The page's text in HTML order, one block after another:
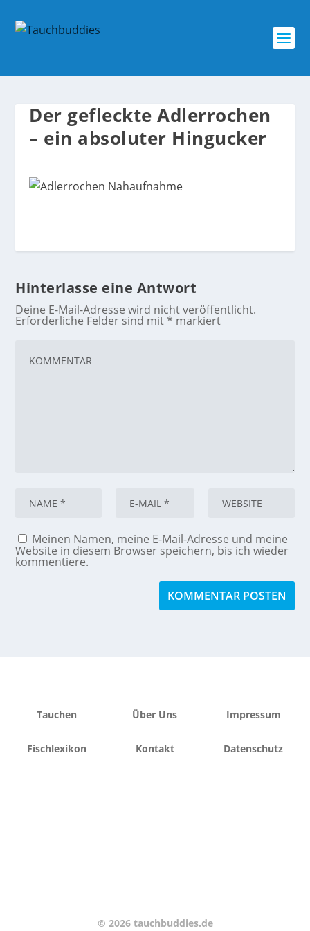
Der gefleckte Adlerrochen
– ein absoluter Hingucker
Hinterlasse eine Antwort
Deine E-Mail-Adresse wird nicht veröffentlicht.
Erforderliche Felder sind mit* markiert
Meinen Namen, meine E-Mail-Adresse und meine
Website in diesem Browser speichern, bis ich wieder
kommentiere.
Tauchen
Fischlexikon
Über Uns
Kontakt
Impressum
Datenschutz
© 2026 tauchbuddies.de